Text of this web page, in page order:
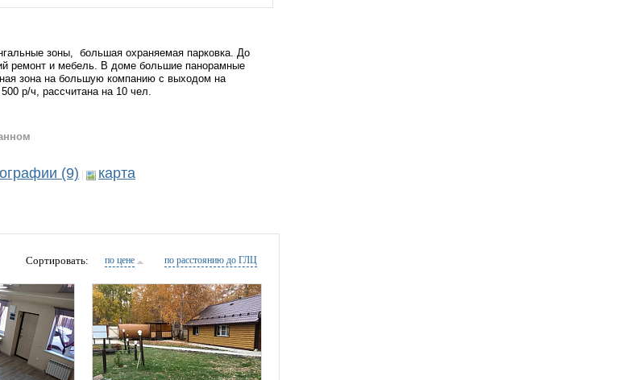
зоны, большая охраняемая парковка. До
ремонт и мебель. В доме большие панорамные
зона на большую компанию с выходом на
р/ч, рассчитана на 10 чел.
(9) карта
по расстоянию до ГЛЦ
по цене
Сортировать: